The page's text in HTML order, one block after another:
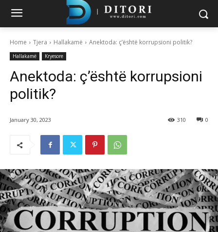
Home Tjera Hallakamë Anektoda: ç’është korrupsioni politik?
Hallakamë Kryesore
Anektoda: ç’është korrupsioni
politik?
January 30, 2023 0
310